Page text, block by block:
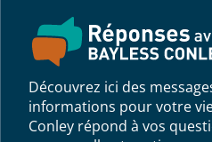
Découvrez ici des
informations pour votre
Conley répond à vos